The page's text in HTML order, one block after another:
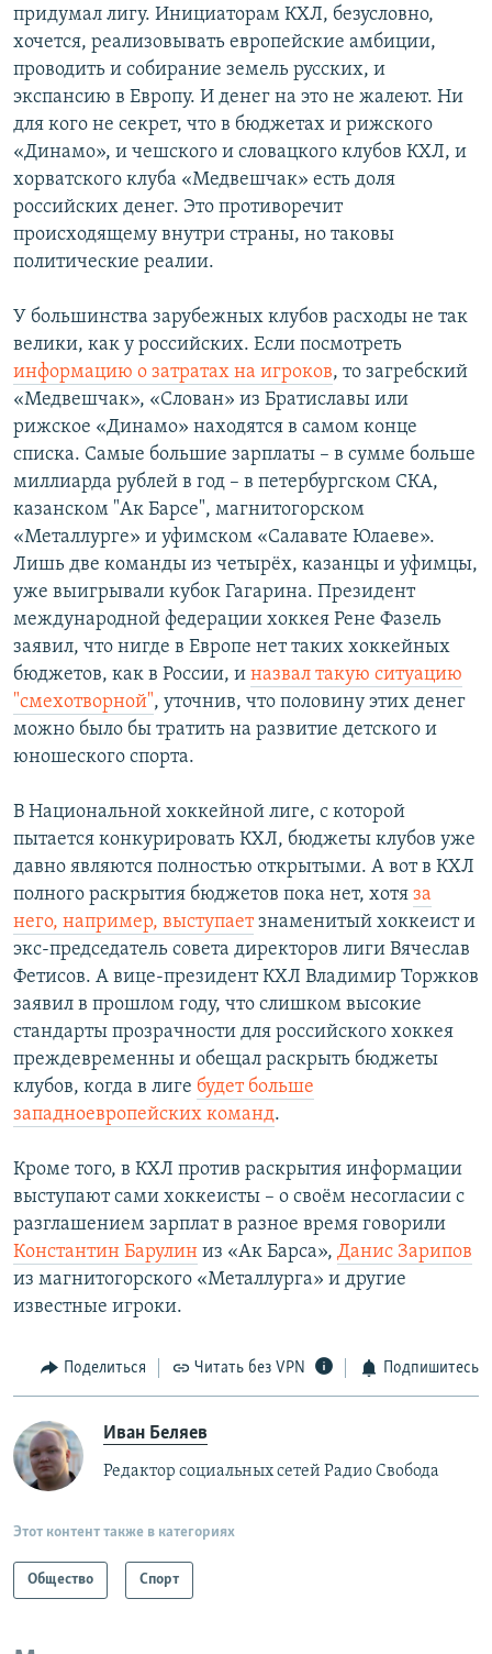
придумал лигу. Инициаторам КХЛ, безусловно,
хочется, реализовывать европейские амбиции,
проводить и собирание земель русских, и
экспансию в Европу. И денег на это не жалеют. Ни
для кого не секрет, что в бюджетах и рижского
«Динамо», и чешского и словацкого клубов КХЛ, и
хорватского клуба «Медвешчак» есть доля
российских денег. Это противоречит
происходящему внутри страны, но таковы
политические реалии.
У большинства зарубежных клубов расходы не так
велики, как у российских. Если посмотреть
информацию о затратах на игроков, то загребский
«Медвешчак», «Слован» из Братиславы или
рижское «Динамо» находятся в самом конце
списка. Самые большие зарплаты – в сумме больше
миллиарда рублей в год – в петербургском СКА,
казанском "Ак Барсе", магнитогорском
«Металлурге» и уфимском «Салавате Юлаеве».
Лишь две команды из четырёх, казанцы и уфимцы,
уже выигрывали кубок Гагарина. Президент
международной федерации хоккея Рене Фазель
заявил, что нигде в Европе нет таких хоккейных
бюджетов, как в России, и назвал такую ситуацию
"смехотворной", уточнив, что половину этих денег
можно было бы тратить на развитие детского и
юношеского спорта.
В Национальной хоккейной лиге, с которой
пытается конкурировать КХЛ, бюджеты клубов уже
давно являются полностью открытыми. А вот в КХЛ
полного раскрытия бюджетов пока нет, хотя за
него, например, выступаетзнаменитый хоккеист и
экс-председатель совета директоров лиги Вячеслав
Фетисов. А вице-президент КХЛ Владимир Торжков
заявил в прошлом году, что слишком высокие
стандарты прозрачности для российского хоккея
преждевременны и обещал раскрыть бюджеты
клубов, когда в лиге будет больше
западноевропейских команд.
Кроме того, в КХЛ против раскрытия информации
выступают сами хоккеисты – о своём несогласии с
разглашением зарплат в разное время говорили
Константин Барулин из «Ак Барса», Данис Зарипов
из магнитогорского «Металлурга» и другие
известные игроки.
Поделиться Читать без VPN Подпишитесь
Иван Беляев
Редактор социальных сетей Радио Свобода
Этот контент также в категориях
Общество Спорт